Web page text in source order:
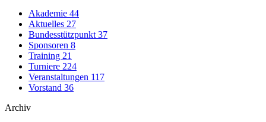
Akademie 44
Aktuelles 27
Bundesstützpunkt 37
Sponsoren 8
Training 21
Turniere 224
Veranstaltungen 117
Vorstand 36
Archiv